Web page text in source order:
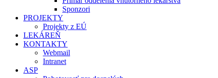
Sponzori
PROJEKTY
Projekty z EÚ
LEKÁREŇ
KONTAKTY
Webmail
Intranet
ASP